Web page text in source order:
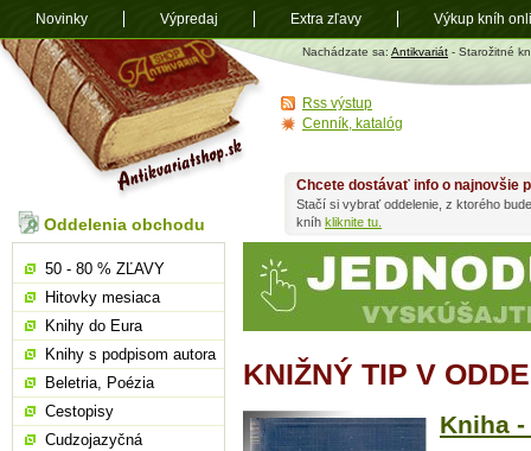
Antikvariát
shop.sk
Nachádzate sa: Antikvariát - Starožitné
KNIŽNÝ TIP V
Kniha
Chcete dostávať info o najnovšie
Stačí si vybrať oddelenie, z ktorého
kníh kliknite tu.
Oddelenia obchodu
50 - 80 % ZĽAVY
Hitovky mesiaca
Knihy do Eura
Knihy s podpisom autora
Beletria, Poézia
Cestopisy
Cudzojazyčná
Rss výstup
Cenník, katalóg
Novinky Výpredaj Extra zľavy Výkup kníh